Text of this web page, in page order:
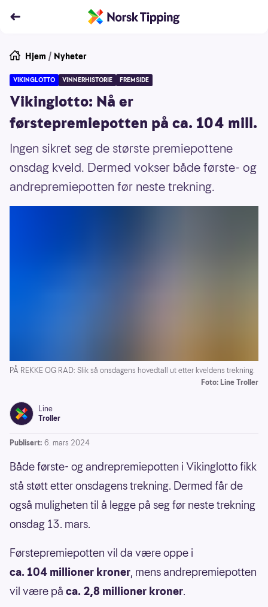
Hjem / Nyheter
VIKINGLOTTO VINNERHISTORIE FREMSIDE
Vikinglotto: Nå er
førstepremiepotten på ca. 104 mill.
Ingen sikret seg de største premiepottene
onsdag kveld. Dermed vokser både første- og
andrepremiepotten før neste trekning.
PÅ REKKE OG RAD: Slik så onsdagens hovedtall ut etter kveldens trekning.
Foto: Line Troller
Line
Troller
Publisert: 6. mars 2024
Både første- og andrepremiepotten i Vikinglotto fikk
stå støtt etter onsdagens trekning. Dermed får de
også muligheten til å legge på seg før neste trekning
onsdag 13. mars.
Førstepremiepotten vil da være oppe i
ca. 104 millioner kroner, mens andrepremiepotten
vil være på ca. 2,8 millioner kroner.